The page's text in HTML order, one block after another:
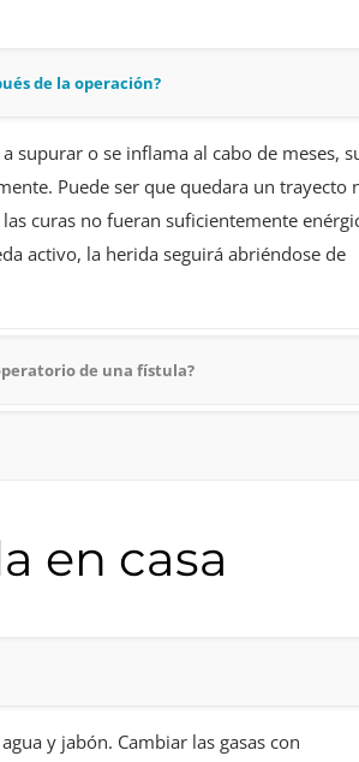
de la operación?
supurar o se inflama al cabo de meses,
Puede ser que quedara un trayecto
curas no fueran suficientemente
activo, la herida seguirá abriéndose de
de una fístula?
en casa
y jabón. Cambiar las gasas con